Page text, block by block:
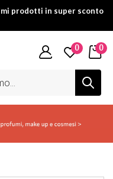
prodotti in super sconto
nella sezione saldi: il
qui
0 0